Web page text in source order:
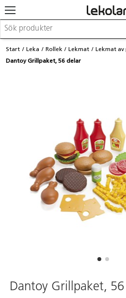
Möbler & inredning
Lekplatsutrustning & utemiljö
Logga in / Registrera dig
Hitta din säljare
Kontakta Lekolar
Start Leka Rollek Lekmat
Lekmat av
Dantoy Grillpaket, 56 delar
Dantoy Grillpaket,